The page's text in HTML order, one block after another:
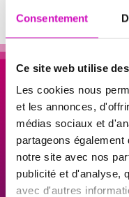
Consentement
Ce site web utilise
Les cookies nous
et les annonces,
médias sociaux et
partageons
notre site avec nos
publicité et d'analyse,
avec d'autres
Vous souhaitez
dans
Découvrez